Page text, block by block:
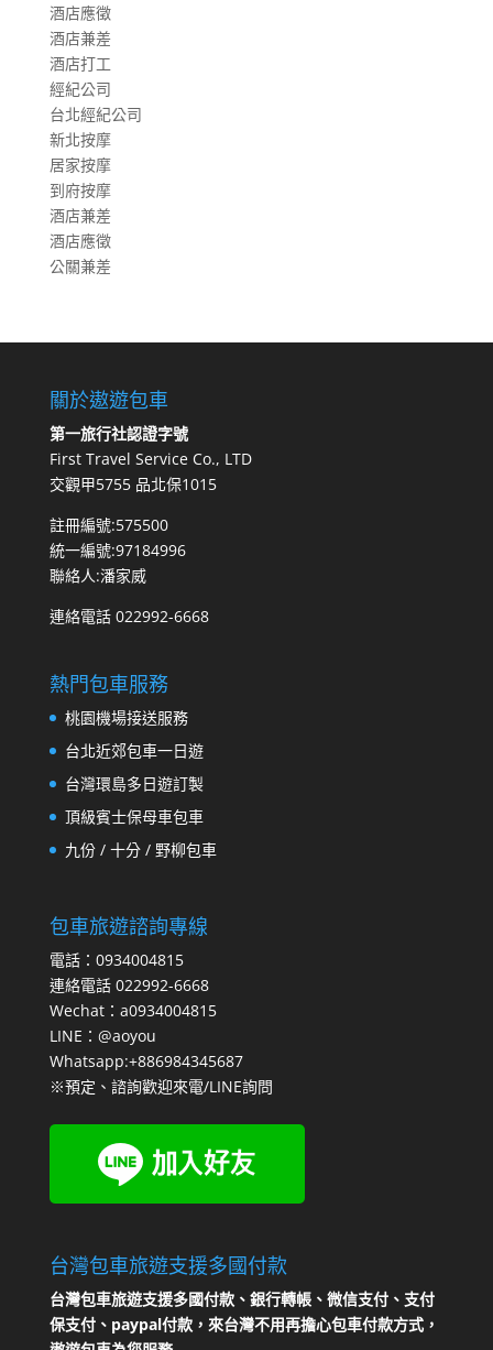
酒店應徵
酒店兼差
酒店打工
經紀公司
台北經紀公司
新北按摩
居家按摩
到府按摩
酒店兼差
酒店應徵
公關兼差
關於遨遊包車
第一旅行社認證字號
First Travel Service Co., LTD
交觀甲5755 品北保1015
註冊編號:575500
統一編號:97184996
聯絡人:潘家威
連絡電話 022992-6668
熱門包車服務
桃園機場接送服務
台北近郊包車一日遊
台灣環島多日遊訂製
頂級賓士保母車包車
九份 / 十分 / 野柳包車
包車旅遊諮詢專線
電話：0934004815
連絡電話 022992-6668
Wechat：a0934004815
LINE：@aoyou
Whatsapp:+886984345687
※預定、諮詢歡迎來電/LINE詢問
台灣包車旅遊支援多國付款
台灣包車旅遊支援多國付款、銀行轉帳、微信支付、支付
保支付、paypal付款，來台灣不用再擔心包車付款方式，